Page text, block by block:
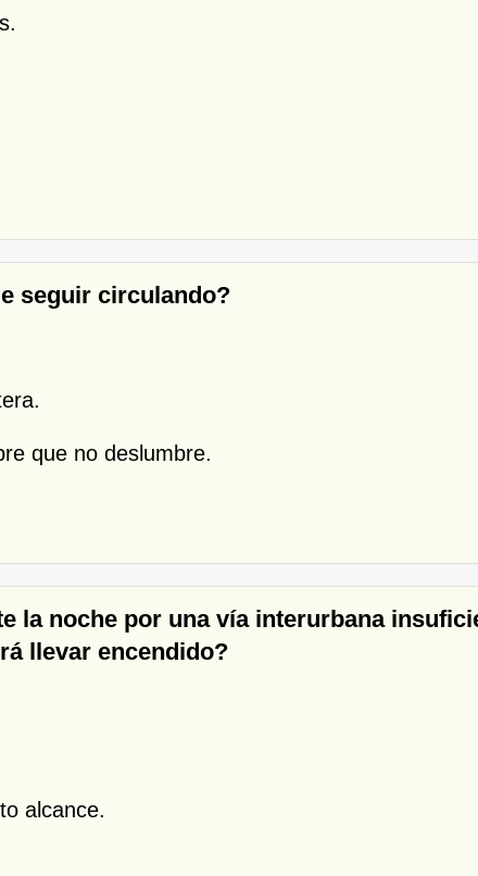
seguir circulando?
que no deslumbre.
la noche por una vía interurbana
llevar encendido?
alcance.